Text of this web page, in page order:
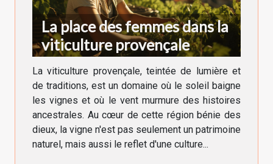
La place des femmes dans la
viticulture provençale
La viticulture provençale, teintée de lumière et
de traditions, est un domaine où le soleil baigne
les vignes et où le vent murmure des histoires
ancestrales. Au cœur de cette région bénie des
dieux, la vigne n'est pas seulement un patrimoine
naturel, mais aussi le reflet d'une culture...